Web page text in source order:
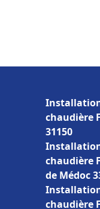
chaudière
31150
chaudière
de Médoc
chaudière